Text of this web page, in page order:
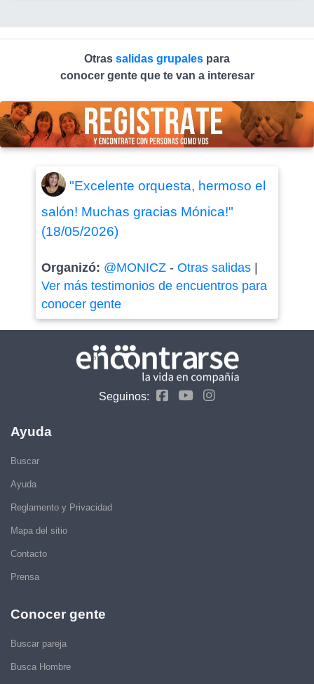
Otras salidas grupales para
conocer gente que te van a interesar
"Excelente orquesta, hermoso el
salón! Muchas gracias Mónica!"
(18/05/2026)
Organizó: @MONICZ- Otras salidas|
Ver más testimonios de encuentros para
conocer gente
Seguinos:
Ayuda
Buscar
Ayuda
Reglamento y Privacidad
Mapa del sitio
Contacto
Prensa
Conocer gente
Buscar pareja
Busca Hombre